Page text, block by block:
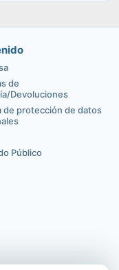
de
Devoluciones
de protección de datos
Público